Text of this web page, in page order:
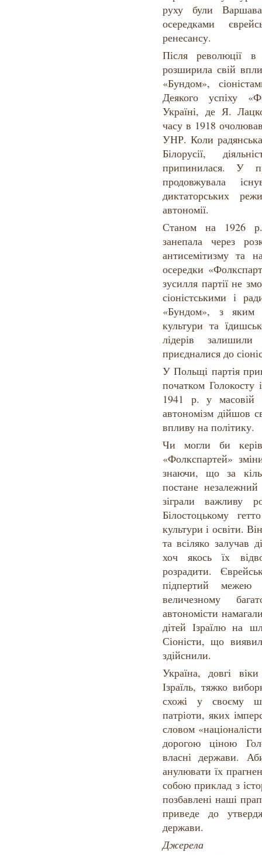
руху були
осередками
ренесансу.
Після революції
розширила свій
«Бундом»,
Деякого успіху
Україні, де Я.
часу в 1918
УНР. Коли радянська
Білорусії,
припинилася. У
продовжувала
диктаторських
автономії.
Станом на 1926 р.
занепала через
антисемітизму та
осередки
зусилля партії не
сіоністськими і
«Бундом», з яким
культури та
лідерів залишили
приєдналися до
У Польщі партія
початком
1941 р. у масовій
автономізм дійшов
впливу на політику.
Чи могли би
«Фолкспартей»
знаючи, що за
постане
зіграли
Білостоцькому
культури і освіти.
та всіляко залучав
хоч якось їх
розрадити.
підпертий межею
величезному
автономісти
дітей Ізраїлю на
Сіоністи, що
здійснили.
Україна, довгі
Ізраїль, тяжко
схожі у своєму
патріоти, яких
словом
дорогою ціною
власні держави.
анулювати їх
собою приклад з
позбавлені наші
приведе до
держави.
Джерела